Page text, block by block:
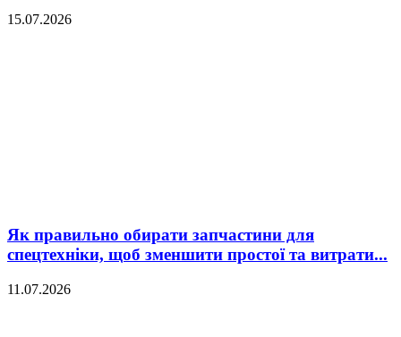
15.07.2026
Як правильно обирати запчастини для
спецтехніки, щоб зменшити простої та витрати...
11.07.2026